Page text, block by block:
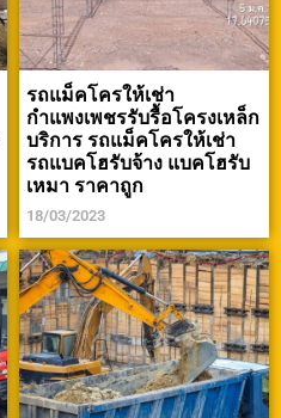
รถแม็คโครให้เช่า
กำแพงเพชรรับรื้อโครงเหล็ก
บริการ รถแม็คโครให้เช่า
รถแบคโฮรับจ้าง แบคโฮรับ
เหมา ราคาถูก
18/03/2023